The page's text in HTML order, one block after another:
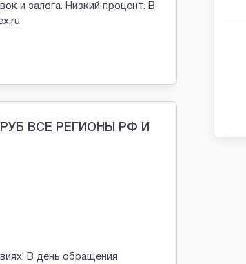
и залога. Низкий процент. В
ВСЕ РЕГИОНЫ РФ И
В день обращения